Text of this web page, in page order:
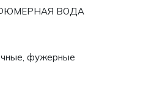
ВОДА
фужерные